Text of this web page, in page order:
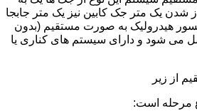
شدن یک متر جک کابین نیز یک متر جابجا
هیدرولیک به صورت مستقیم (بدون
می شود و دارای سیستم های کناری یا
از زیر
مرحله است: